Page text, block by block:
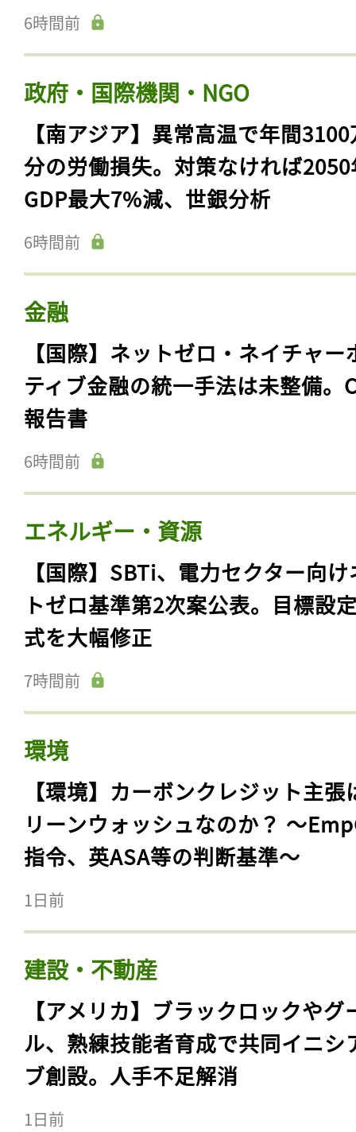
6時間前
政府・国際機関・NGO
【南アジア】異常高温で年間
分の労働損失。対策なければ
GDP最大7%減、世銀分析
6時間前
金融
【国際】ネットゼロ・ネイチャー
ティブ金融の統一手法は未整備。
報告書
6時間前
エネルギー・資源
【国際】SBTi、電力セクター向
トゼロ基準第2次案公表。目標設
式を大幅修正
7時間前
環境
【環境】カーボンクレジット主張
リーンウォッシュなのか？ 〜
指令、英ASA等の判断基準〜
1日前
建設・不動産
【アメリカ】ブラックロックやグ
ル、熟練技能者育成で共同イニシ
ブ創設。人手不足解消
1日前